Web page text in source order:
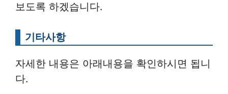
보도록 하겠습니다.
기타사항
자세한 내용은 아래내용을 확인하시면 됩니
다.